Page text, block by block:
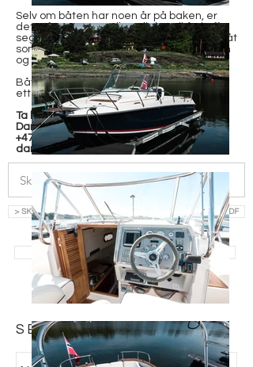
Selv om båten har noen år på baken, er
dette fortsatt en unik mulighet til å skaffe
seg mye båt for pengene. Her får du en båt
som både er morsom å kjøre, trygg i sjøen
og en klassiker i Goldfish-historien.
Båten ligger i Oslo og kan enkelt vises
etter avtale.
Ta kontakt med
Daniel Ruud
+47 479 61 918
daniel@h-y.no
> SKRIV INN EPOST OG LAST NED SALGSOPPGAVE SOM PDF
> SE ALLE BÅTER TIL SALGS
SEND FORESPØRSEL: